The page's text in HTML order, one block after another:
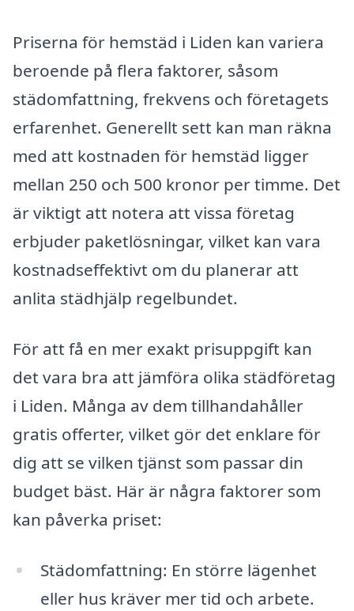
Priserna för hemstäd i Liden kan variera
beroende på flera faktorer, såsom
städomfattning, frekvens och företagets
erfarenhet. Generellt sett kan man räkna
med att kostnaden för hemstäd ligger
mellan 250 och 500 kronor per timme. Det
är viktigt att notera att vissa företag
erbjuder paketlösningar, vilket kan vara
kostnadseffektivt om du planerar att
anlita städhjälp regelbundet.
För att få en mer exakt prisuppgift kan
det vara bra att jämföra olika städföretag
i Liden. Många av dem tillhandahåller
gratis offerter, vilket gör det enklare för
dig att se vilken tjänst som passar din
budget bäst. Här är några faktorer som
kan påverka priset:
Städomfattning: En större lägenhet
eller hus kräver mer tid och arbete.